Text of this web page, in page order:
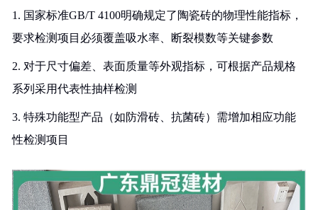
1. 国家标准GB/T 4100明确规定了陶瓷砖的物理性能指标，
要求检测项目必须覆盖吸水率、断裂模数等关键参数
2. 对于尺寸偏差、表面质量等外观指标，可根据产品规格
系列采用代表性抽样检测
3. 特殊功能型产品（如防滑砖、抗菌砖）需增加相应功能
性检测项目